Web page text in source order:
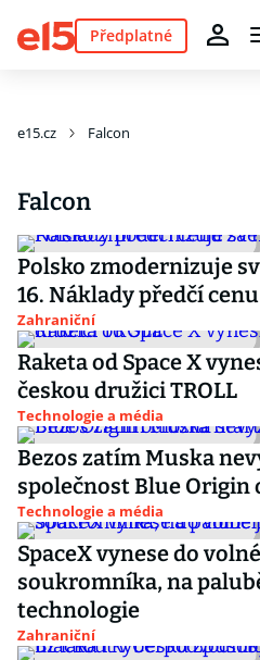
Předplatné
e15.cz Falcon
Falcon
Polsko zmodernizuje
16. Náklady předčí
Zahraniční
Raketa od Space X
českou družici TROLL
Technologie a média
Bezos zatím Muska
společnost Blue
Technologie a média
SpaceX vynese do
soukromníka, na
technologie
Zahraniční